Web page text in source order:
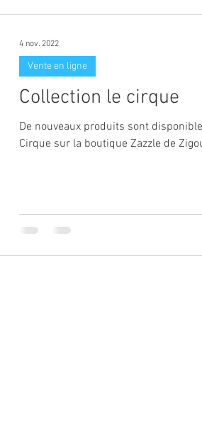
Collection le cirque
De nouveaux produits sont
Cirque sur la boutique Zazzle de
Vente en ligne
4 nov. 2022